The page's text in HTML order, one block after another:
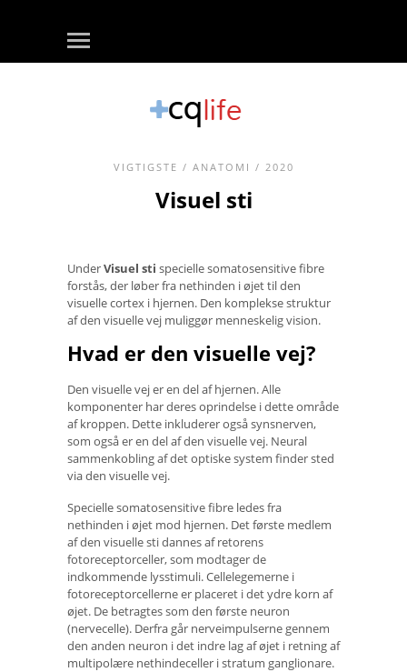
VIGTIGSTE / ANATOMI / 2020
Visuel sti
UnderVisuel sti specielle somatosensitive fibre
forstås, der løber fra nethinden i øjet til den
visuelle cortex i hjernen. Den komplekse struktur
af den visuelle vej muliggør menneskelig vision.
Hvad er den visuelle vej?
Den visuelle vej er en del af hjernen. Alle
komponenter har deres oprindelse i dette område
af kroppen. Dette inkluderer også synsnerven,
som også er en del af den visuelle vej. Neural
sammenkobling af det optiske system finder sted
via den visuelle vej.
Specielle somatosensitive fibre ledes fra
nethinden i øjet mod hjernen. Det første medlem
af den visuelle sti dannes af retorens
fotoreceptorceller, som modtager de
indkommende lysstimuli. Cellelegemerne i
fotoreceptorcellerne er placeret i det ydre korn af
øjet. De betragtes som den første neuron
(nervecelle). Derfra går nerveimpulserne gennem
den anden neuron i det indre lag af øjet i retning af
multipolære nethindeceller i stratum ganglionare.